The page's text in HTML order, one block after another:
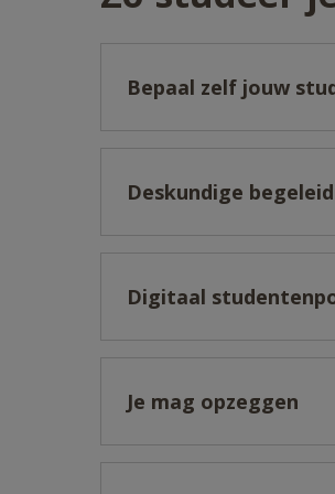
Bepaal zelf jouw
Deskundige
Digitaal
Je mag opzeggen